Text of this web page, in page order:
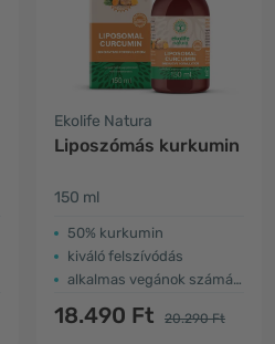
Ekolife Natura
Liposzómás kurkumin
150 ml
50% kurkumin
kiváló felszívódás
alkalmas vegánok számára
18.490 Ft 20.290 Ft